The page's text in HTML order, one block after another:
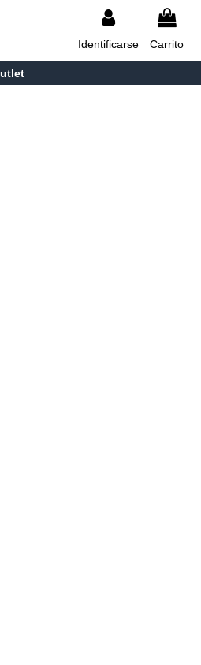
Identificarse Carrito